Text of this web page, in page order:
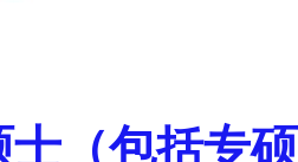
士（包括专